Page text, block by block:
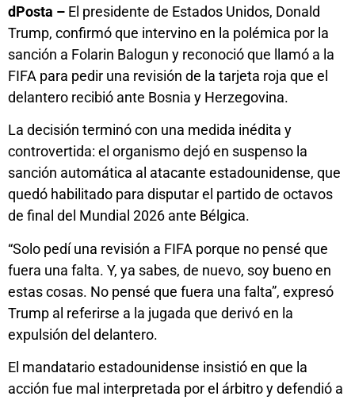
dPosta – El presidente de Estados Unidos, Donald
Trump, confirmó que intervino en la polémica por la
sanción a Folarin Balogun y reconoció que llamó a la
FIFA para pedir una revisión de la tarjeta roja que el
delantero recibió ante Bosnia y Herzegovina.
La decisión terminó con una medida inédita y
controvertida: el organismo dejó en suspenso la
sanción automática al atacante estadounidense, que
quedó habilitado para disputar el partido de octavos
de final del Mundial 2026 ante Bélgica.
“Solo pedí una revisión a FIFA porque no pensé que
fuera una falta. Y, ya sabes, de nuevo, soy bueno en
estas cosas. No pensé que fuera una falta”, expresó
Trump al referirse a la jugada que derivó en la
expulsión del delantero.
El mandatario estadounidense insistió en que la
acción fue mal interpretada por el árbitro y defendió a